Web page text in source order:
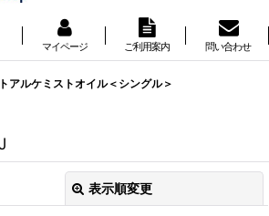
マイページ ご利用案内 問い合わせ
アルケミストオイル＜シングル＞
表示順変更